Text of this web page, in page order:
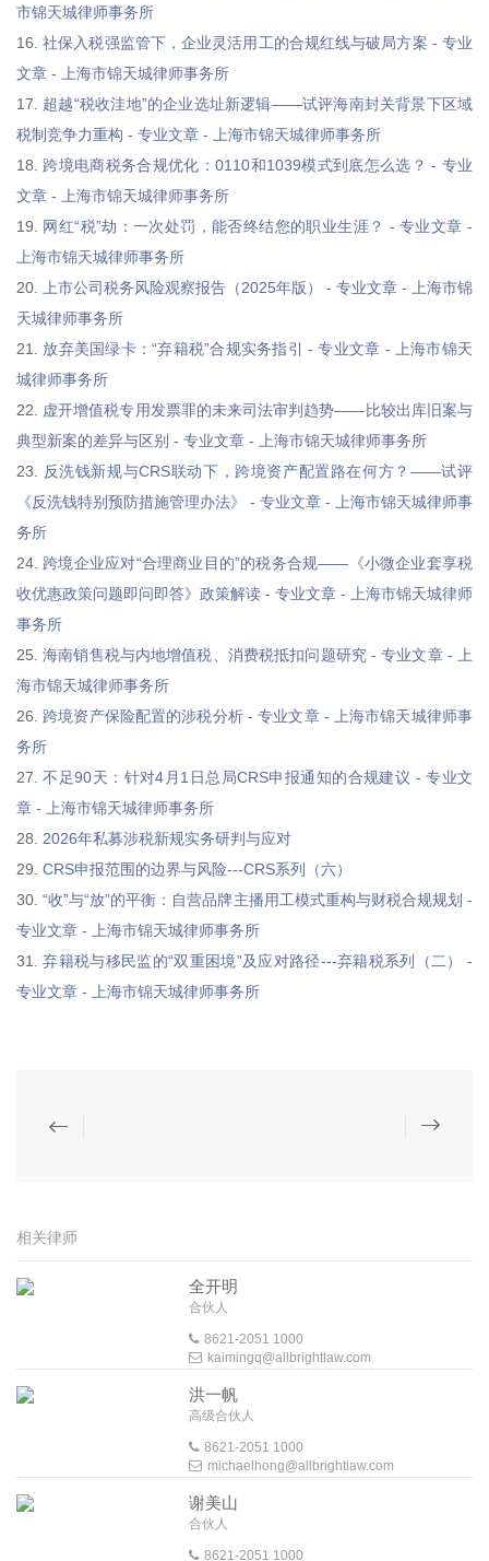
市锦天城律师事务所
16.社保入税强监管下，企业灵活用工的合规红线与破局方案 - 专业
文章 - 上海市锦天城律师事务所
17. 超越“税收洼地”的企业选址新逻辑——试评海南封关背景下区域
税制竞争力重构 - 专业文章 - 上海市锦天城律师事务所
18. 跨境电商税务合规优化：0110和1039模式到底怎么选？ - 专业
文章 - 上海市锦天城律师事务所
19. 网红“税”劫：一次处罚，能否终结您的职业生涯？ - 专业文章 -
上海市锦天城律师事务所
20. 上市公司税务风险观察报告（2025年版） - 专业文章 - 上海市锦
天城律师事务所
21. 放弃美国绿卡：“弃籍税”合规实务指引 - 专业文章 - 上海市锦天
城律师事务所
22. 虚开增值税专用发票罪的未来司法审判趋势——比较出库旧案与
典型新案的差异与区别 - 专业文章 - 上海市锦天城律师事务所
23. 反洗钱新规与CRS联动下，跨境资产配置路在何方？——试评
《反洗钱特别预防措施管理办法》 - 专业文章 - 上海市锦天城律师事
务所
24. 跨境企业应对“合理商业目的”的税务合规——《小微企业套享税
收优惠政策问题即问即答》政策解读 - 专业文章 - 上海市锦天城律师
事务所
25.海南销售税与内地增值税、消费税抵扣问题研究 - 专业文章 - 上
海市锦天城律师事务所
26. 跨境资产保险配置的涉税分析 - 专业文章 - 上海市锦天城律师事
务所
27.不足90天：针对4月1日总局CRS申报通知的合规建议 - 专业文
章 - 上海市锦天城律师事务所
28. 2026年私募涉税新规实务研判与应对
29. CRS申报范围的边界与风险---CRS系列（六）
30.“收”与“放”的平衡：自营品牌主播用工模式重构与财税合规规划 -
专业文章 - 上海市锦天城律师事务所
31. 弃籍税与移民监的“双重困境”及应对路径---弃籍税系列（二） -
专业文章 - 上海市锦天城律师事务所
相关律师
全开明
合伙人
8621-2051 1000
kaimingq@allbrightlaw.com
洪一帆
高级合伙人
8621-2051 1000
michaelhong@allbrightlaw.com
谢美山
合伙人
8621-2051 1000